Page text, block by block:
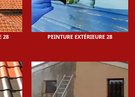
28 PEINTURE EXTÉRIEURE 28